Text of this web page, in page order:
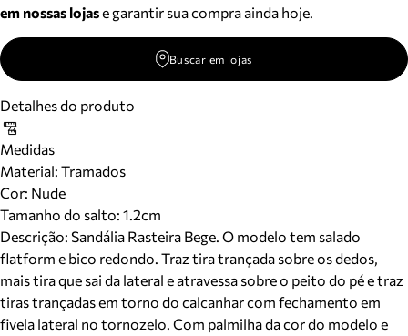
em nossas lojase garantir sua compra ainda hoje.
Buscar em lojas
Detalhes do produto
Medidas
Material: Tramados
Cor: Nude
Tamanho do salto: 1.2cm
Descrição: Sandália Rasteira Bege. O modelo tem salado
flatform e bico redondo. Traz tira trançada sobre os dedos,
mais tira que sai da lateral e atravessa sobre o peito do pé e traz
tiras trançadas em torno do calcanhar com fechamento em
fivela lateral no tornozelo. Com palmilha da cor do modelo e